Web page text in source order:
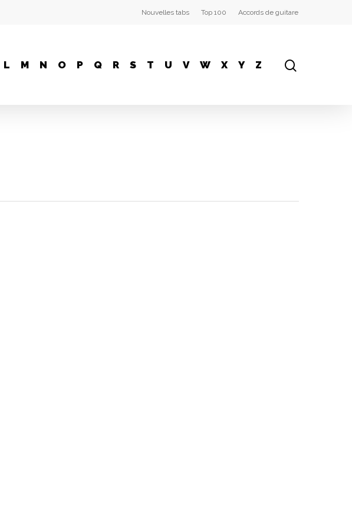
Nouvelles tabs Top 100 Accords de guitare
L M N O P Q R S T U V W X Y Z